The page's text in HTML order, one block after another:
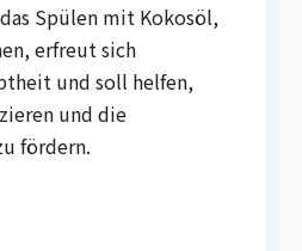
Spülen mit Kokosöl,
erfreut sich
und soll helfen,
und die
fördern.